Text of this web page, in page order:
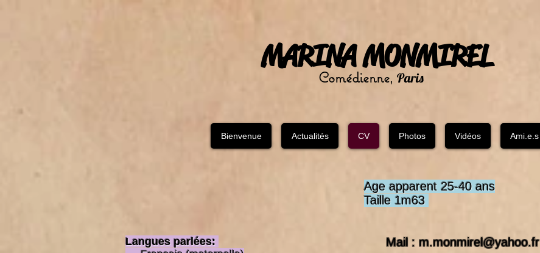
MARINA MONMIREL
Comédienne, Paris
Bienvenue Actualités CV Photos Vidéos Ami.e.s
Langues parlées:
Age apparent 25-40 ans
Taille 1m63
Mail : m.monmirel@yahoo.fr